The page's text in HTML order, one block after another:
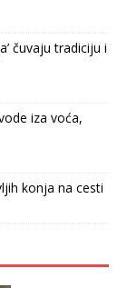
čuvaju tradiciju i
iza voća,
konja na cesti